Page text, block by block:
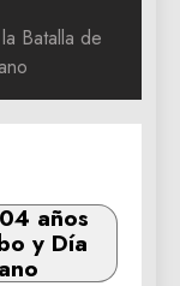
Batalla de
años
y Día